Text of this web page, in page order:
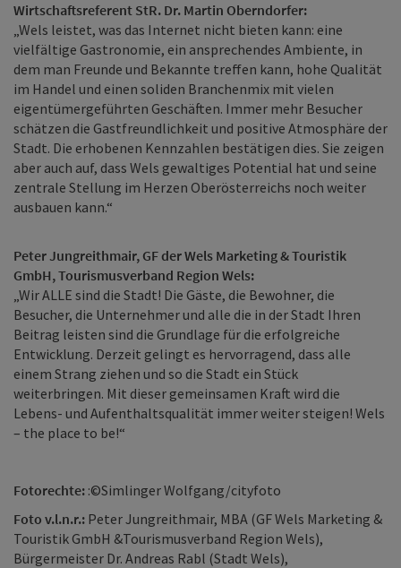
Wirtschaftsreferent StR. Dr. Martin Oberndorfer:
„Wels leistet, was das Internet nicht bieten kann: eine
vielfältige Gastronomie, ein ansprechendes Ambiente, in
dem man Freunde und Bekannte treffen kann, hohe Qualität
im Handel und einen soliden Branchenmix mit vielen
eigentümergeführten Geschäften. Immer mehr Besucher
schätzen die Gastfreundlichkeit und positive Atmosphäre der
Stadt. Die erhobenen Kennzahlen bestätigen dies. Sie zeigen
aber auch auf, dass Wels gewaltiges Potential hat und seine
zentrale Stellung im Herzen Oberösterreichs noch weiter
ausbauen kann.“
Peter Jungreithmair, GF der Wels Marketing & Touristik
GmbH, Tourismusverband Region Wels:
„Wir ALLE sind die Stadt! Die Gäste, die Bewohner, die
Besucher, die Unternehmer und alle die in der Stadt Ihren
Beitrag leisten sind die Grundlage für die erfolgreiche
Entwicklung. Derzeit gelingt es hervorragend, dass alle
einem Strang ziehen und so die Stadt ein Stück
weiterbringen. Mit dieser gemeinsamen Kraft wird die
Lebens- und Aufenthaltsqualität immer weiter steigen! Wels
– the place to be!“
Fotorechte: :©Simlinger Wolfgang/cityfoto
Foto v.l.n.r.: Peter Jungreithmair, MBA (GF Wels Marketing &
Touristik GmbH &Tourismusverband Region Wels),
Bürgermeister Dr. Andreas Rabl (Stadt Wels),